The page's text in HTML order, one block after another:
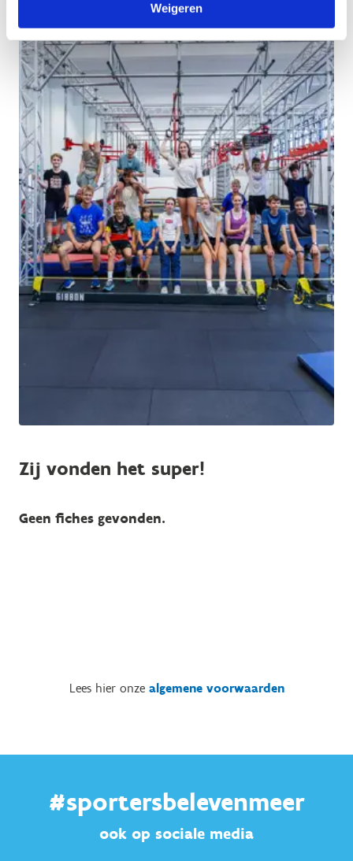
Weigeren
Zij vonden het super!
Geen fiches gevonden.
Lees hier onze algemene voorwaarden
#sportersbelevenmeer
ook op sociale media